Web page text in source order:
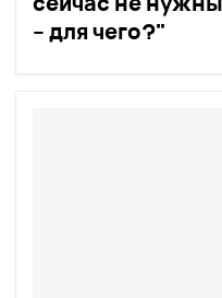
– для чего?"